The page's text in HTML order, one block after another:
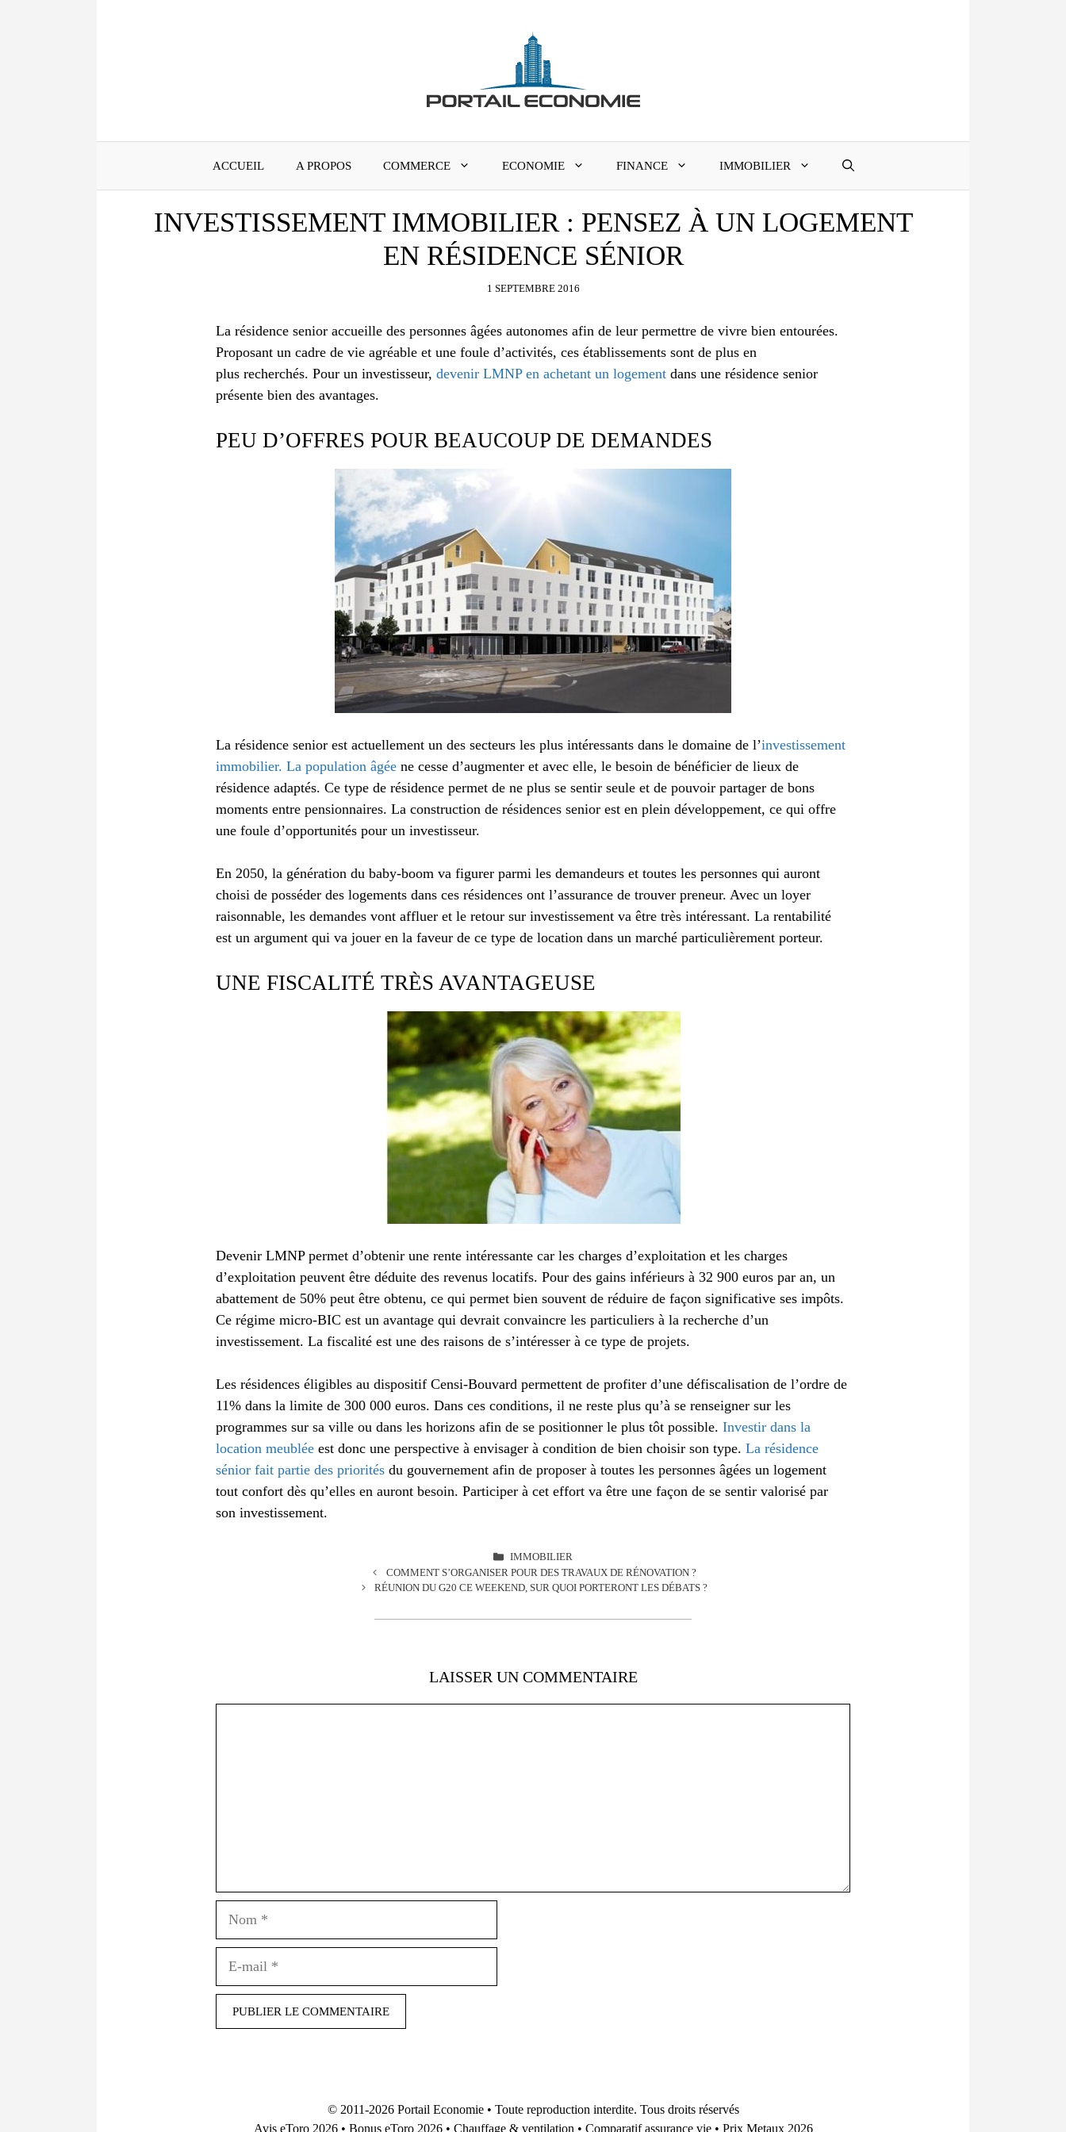
ACCUEIL A PROPOS COMMERCE ECONOMIE FINANCE IMMOBILIER
INVESTISSEMENT IMMOBILIER : PENSEZ À UN LOGEMENT
EN RÉSIDENCE SÉNIOR
1 SEPTEMBRE 2016
La résidence senior accueille des personnes âgées autonomes afin de leur permettre de vivre bien entourées.
Proposant un cadre de vie agréable et une foule d’activités, ces établissements sont de plus en
plus recherchés. Pour un investisseur, devenir LMNP en achetant un logement dans une résidence senior
présente bien des avantages.
PEU D’OFFRES POUR BEAUCOUP DE DEMANDES
La résidence senior est actuellement un des secteurs les plus intéressants dans le domaine de l’investissement
immobilier. La population âgée ne cesse d’augmenter et avec elle, le besoin de bénéficier de lieux de
résidence adaptés. Ce type de résidence permet de ne plus se sentir seule et de pouvoir partager de bons
moments entre pensionnaires. La construction de résidences senior est en plein développement, ce qui offre
une foule d’opportunités pour un investisseur.
En 2050, la génération du baby-boom va figurer parmi les demandeurs et toutes les personnes qui auront
choisi de posséder des logements dans ces résidences ont l’assurance de trouver preneur. Avec un loyer
raisonnable, les demandes vont affluer et le retour sur investissement va être très intéressant. La rentabilité
est un argument qui va jouer en la faveur de ce type de location dans un marché particulièrement porteur.
UNE FISCALITÉ TRÈS AVANTAGEUSE
Devenir LMNP permet d’obtenir une rente intéressante car les charges d’exploitation et les charges
d’exploitation peuvent être déduite des revenus locatifs. Pour des gains inférieurs à 32 900 euros par an, un
abattement de 50% peut être obtenu, ce qui permet bien souvent de réduire de façon significative ses impôts.
Ce régime micro-BIC est un avantage qui devrait convaincre les particuliers à la recherche d’un
investissement. La fiscalité est une des raisons de s’intéresser à ce type de projets.
Les résidences éligibles au dispositif Censi-Bouvard permettent de profiter d’une défiscalisation de l’ordre de
11% dans la limite de 300 000 euros. Dans ces conditions, il ne reste plus qu’à se renseigner sur les
programmes sur sa ville ou dans les horizons afin de se positionner le plus tôt possible. Investir dans la
location meublée est donc une perspective à envisager à condition de bien choisir son type. La résidence
sénior fait partie des priorités du gouvernement afin de proposer à toutes les personnes âgées un logement
tout confort dès qu’elles en auront besoin. Participer à cet effort va être une façon de se sentir valorisé par
son investissement.
CATÉGORIES
IMMOBILIER
COMMENT S’ORGANISER POUR DES TRAVAUX DE RÉNOVATION ?
RÉUNION DU G20 CE WEEKEND, SUR QUOI PORTERONT LES DÉBATS ?
LAISSER UN COMMENTAIRE
© 2011-2026 Portail Economie• Toute reproduction interdite. Tous droits réservés
Avis eToro 2026• Bonus eToro 2026• Chauffage & ventilation • Comparatif assurance vie• Prix Metaux 2026